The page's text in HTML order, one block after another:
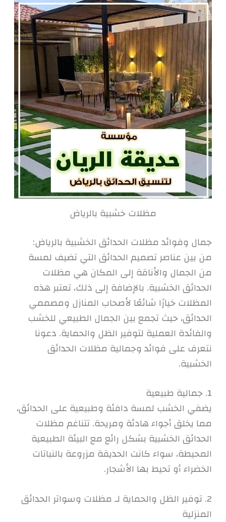
مظلات خشبية بالرياض
جمال وفوائد مظلات الحدائق الخشبية بالرياض:
من بين عناصر تصميم الحدائق التي تضيف لمسة
من الجمال والأناقة إلى المكان هي مظلات
الحدائق الخشبية. بالإضافة إلى ذلك، تعتبر هذه
المظلات خيارًا شائعًا لأصحاب المنازل ومصممي
الحدائق، حيث تجمع بين الجمال الطبيعي للخشب
والفائدة العملية لتوفير الظل والحماية. دعونا
نتعرف على فوائد وجمالية مظلات الحدائق
الخشبية.
1. جمالية طبيعية
يضفي الخشب لمسة دافئة وطبيعية على الحدائق،
مما يخلق أجواء هادئة ومريحة. تتناغم مظلات
الحدائق الخشبية بشكل رائع مع البيئة الطبيعية
المحيطة، سواء كانت الحديقة مزروعة بالنباتات
الخضراء أو تحيط بها الأشجار.
2. توفير الظل والحماية لـ مظلات وسواتر الحدائق
المنزلية